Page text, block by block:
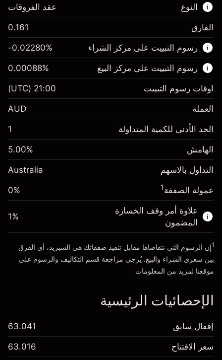
النوع
هذا السوق المالي متاح للتداول من خلال عقود
الفروقات.
اعرف المزيد عن:
عقود الفروقات
عقد الفروقات
الفارق 0.161
رسوم التبييت على مركز الشراء
الهامش. استثمارك A$1,000.00
-0.022801
%
(-A$4.56)
حجم التداول مع الرافعة المالية ~ $
A$20,000.00
المال من الرافعة المالية ~
الذهاب إلى المنصة
-0.02280%
رسوم التبييت على مركز البيع
الهامش. استثمارك A$1,000.00
رسم المبيت
0.000884
%
(A$0.18)
حجم التداول مع الرافعة المالية ~ $
المال من الرافعة المالية ~
0.00088%
اوقات رسوم التبييت 21:00
(UTC)
العملة AUD
الحد الأدنى للكمية المتداولة 1
الهامش 5.00%
التداول بالاسهم Australia
عمولة الصفقة1
0%
علاوة أمر وقف الخسارة
المضمون
1%
1إن الرسوم التي نتقاضاها مقابل تنفيذ صفقاتك هي السبريد، أي الفرق
بين سعري الشراء والبيع. يُرجى مراجعة قسم التكاليف والرسوم على
موقعنا لمزيد من المعلومات
الإحصائيات الرئيسية
إقفال سابق 63.041
سعر الافتتاح 63.016